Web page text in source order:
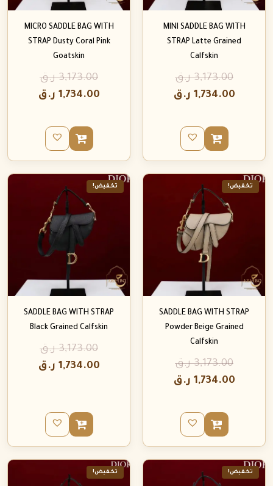
MINI SADDLE BAG WITH
STRAP Latte Grained
Calfskin
3,173.00 ر.ق
1,734.00 ر.ق
MICRO SADDLE BAG WITH
STRAP Dusty Coral Pink
Goatskin
3,173.00 ر.ق
1,734.00 ر.ق
تخفيض!
SADDLE BAG WITH STRAP
Powder Beige Grained
Calfskin
3,173.00 ر.ق
1,734.00 ر.ق
تخفيض!
SADDLE BAG WITH STRAP
Black Grained Calfskin
3,173.00 ر.ق
1,734.00 ر.ق
تخفيض! تخفيض!